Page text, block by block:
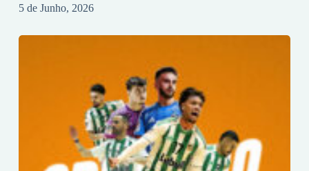
5 de Junho, 2026